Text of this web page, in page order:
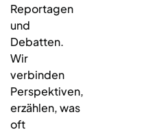
Reportagen
und
Debatten.
Wir
verbinden
Perspektiven,
erzählen, was
oft